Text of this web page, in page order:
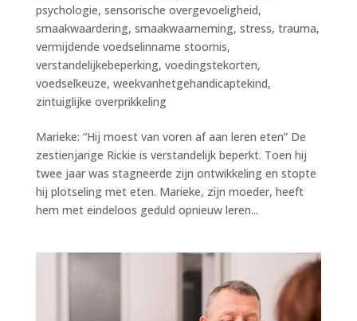
psychologie, sensorische overgevoeligheid,
smaakwaardering, smaakwaarneming, stress, trauma,
vermijdende voedselinname stoornis,
verstandelijkebeperking, voedingstekorten,
voedselkeuze, weekvanhetgehandicaptekind,
zintuiglijke overprikkeling
Marieke: “Hij moest van voren af aan leren eten” De
zestienjarige Rickie is verstandelijk beperkt. Toen hij
twee jaar was stagneerde zijn ontwikkeling en stopte
hij plotseling met eten. Marieke, zijn moeder, heeft
hem met eindeloos geduld opnieuw leren...